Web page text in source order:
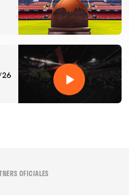
26
OFICIALES